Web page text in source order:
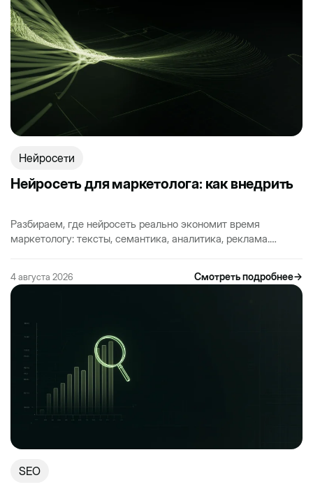
Нейросети
Нейросеть для маркетолога: как внедрить
Разбираем, где нейросеть реально экономит время
маркетологу: тексты, семантика, аналитика, реклама.
4 августа 2026 Смотреть подробнее→
SEO